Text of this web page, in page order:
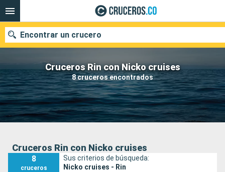
Cruceros Rin con Nicko cruises
8 cruceros encontrados
Encontrar un crucero
Fecha de salida
Buscar
Cruceros Rin con Nicko cruises
8
cruceros
Sus criterios de búsqueda:
Nicko cruises - Rin